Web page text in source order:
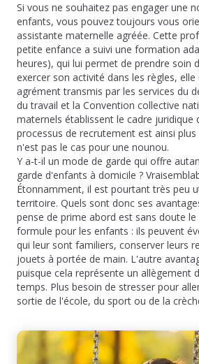
Si vous ne souhaitez pas engager une
enfants, vous pouvez toujours vous
assistante maternelle agréée. Cette
petite enfance a suivi une formation
heures), qui lui permet de prendre soin
exercer son activité dans les règles, elle
agrément transmis par les services du
du travail et la Convention collective
maternels établissent le cadre juridique
processus de recrutement est ainsi
n'est pas le cas pour une nounou.
Y a-t-il un mode de garde qui offre
garde d'enfants à domicile ?
Étonnamment, il est pourtant très peu
territoire. Quels sont donc ses
pense de prime abord est sans doute
formule pour les enfants : ils peuvent
qui leur sont familiers, conserver leurs
jouets à portée de main. L'autre
puisque cela représente un allègement
temps. Plus besoin de stresser pour
sortie de l'école, du sport ou de la